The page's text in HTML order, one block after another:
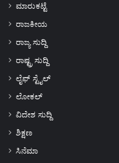
ಮಾರುಕಟ್ಟೆ
ರಾಜಕೀಯ
ರಾಜ್ಯ ಸುದ್ದಿ
ರಾಷ್ಟ್ರ ಸುದ್ದಿ
ಲೈಫ್ ಸ್ಟೈಲ್
ಲೋಕಲ್
ವಿದೇಶ ಸುದ್ದಿ
ಶಿಕ್ಷಣ
ಸಿನೆಮಾ